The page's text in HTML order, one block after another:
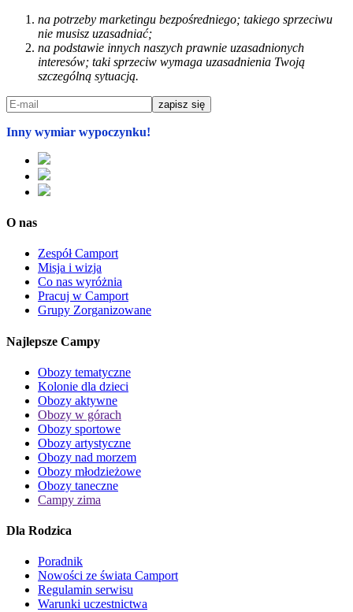
na potrzeby marketingu bezpośredniego; takiego sprzeciwu
nie musisz uzasadniać;
na podstawie innych naszych prawnie uzasadnionych
interesów; taki sprzeciw wymaga uzasadnienia Twoją
szczególną sytuacją.
Inny wymiar wypoczynku!
O nas
Zespół Camport
Misja i wizja
Co nas wyróżnia
Pracuj w Camport
Grupy Zorganizowane
Najlepsze Campy
Obozy tematyczne
Kolonie dla dzieci
Obozy aktywne
Obozy w górach
Obozy sportowe
Obozy artystyczne
Obozy nad morzem
Obozy młodzieżowe
Obozy taneczne
Campy zima
Dla Rodzica
Poradnik
Nowości ze świata Camport
Regulamin serwisu
Warunki uczestnictwa